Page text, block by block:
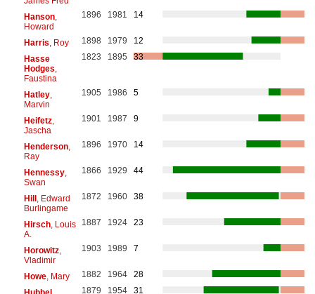
Hanson,
Howard
1896 1981 14
Harris , Roy 1898 1979
12
Hasse
Hodges
Faustina
1823 1895 33
Hatley,
Marvin
1905 1986 5
Heifetz,
Jascha
1901 1987 9
Henderson,
Ray
1896 1970 14
Hennessy,
Swan
1866 1929 44
Hill, Edward
Burlingame
1872 1960 38
Hirsch, Louis
A.
1887 1924 23
Horowitz,
Vladimir
1903 1989 7
Howe, Mary 1882 1964
28
1879 1954 31